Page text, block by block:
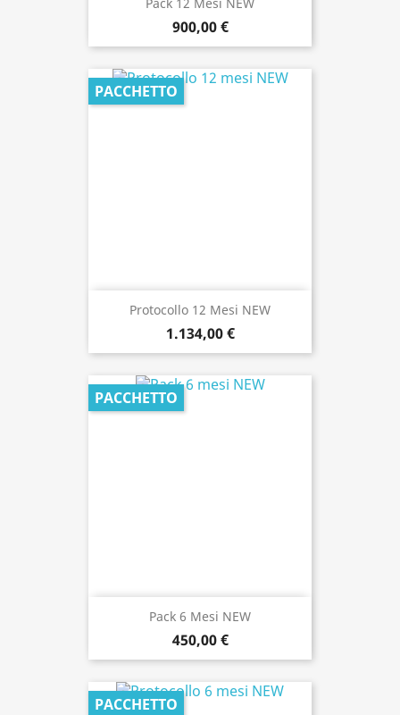
900,00 €
Protocollo 12 Mesi NEW
1.134,00 €
PACCHETTO
Pack 6 Mesi NEW
450,00 €
PACCHETTO
PACCHETTO